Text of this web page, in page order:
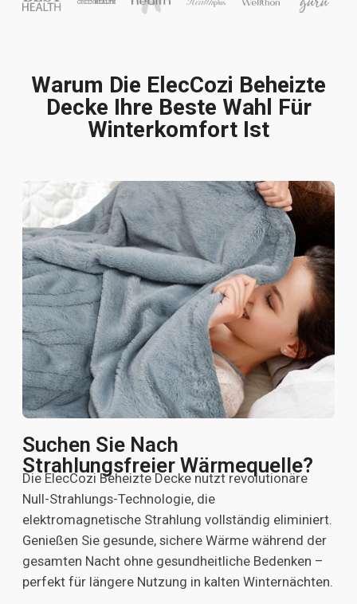
Warum Die ElecCozi Beheizte
Decke Ihre Beste Wahl Für
Winterkomfort Ist
Suchen Sie Nach
Strahlungsfreier Wärmequelle?
Die ElecCozi Beheizte Decke nutzt revolutionäre
Null-Strahlungs-Technologie, die
elektromagnetische Strahlung vollständig eliminiert.
Genießen Sie gesunde, sichere Wärme während der
gesamten Nacht ohne gesundheitliche Bedenken –
perfekt für längere Nutzung in kalten Winternächten.